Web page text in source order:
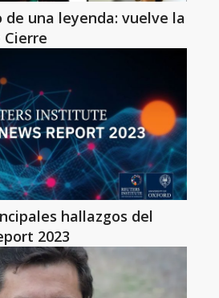
de una leyenda: vuelve la
hallazgos del
2023